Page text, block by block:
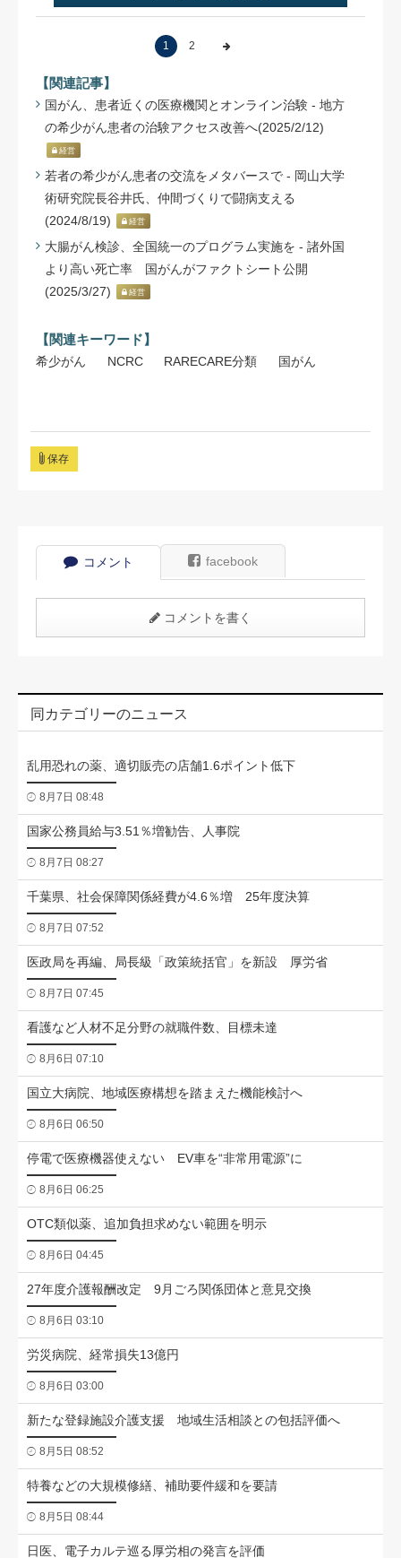
1 2
【関連記事】
国がん、患者近くの医療機関とオンライン治験 - 地方
の希少がん患者の治験アクセス改善へ(2025/2/12)
経営
若者の希少がん患者の交流をメタバースで - 岡山大学
術研究院長谷井氏、仲間づくりで闘病支える
(2024/8/19)
経営
大腸がん検診、全国統一のプログラム実施を - 諸外国
より高い死亡率 国がんがファクトシート公開
(2025/3/27)
経営
【関連キーワード】
希少がん NCRC RARECARE分類 国がん
保存
コメント facebook
コメントを書く
同カテゴリーのニュース
乱用恐れの薬、適切販売の店舗1.6ポイント低下
8月7日 08:48
国家公務員給与3.51％増勧告、人事院
8月7日 08:27
千葉県、社会保障関係経費が4.6％増 25年度決算
8月7日 07:52
医政局を再編、局長級「政策統括官」を新設 厚労省
8月7日 07:45
看護など人材不足分野の就職件数、目標未達
8月6日 07:10
国立大病院、地域医療構想を踏まえた機能検討へ
8月6日 06:50
停電で医療機器使えない EV車を“非常用電源”に
8月6日 06:25
OTC類似薬、追加負担求めない範囲を明示
8月6日 04:45
27年度介護報酬改定 9月ごろ関係団体と意見交換
8月6日 03:10
労災病院、経常損失13億円
8月6日 03:00
新たな登録施設介護支援 地域生活相談との包括評価へ
8月5日 08:52
特養などの大規模修繕、補助要件緩和を要請
8月5日 08:44
日医、電子カルテ巡る厚労相の発言を評価